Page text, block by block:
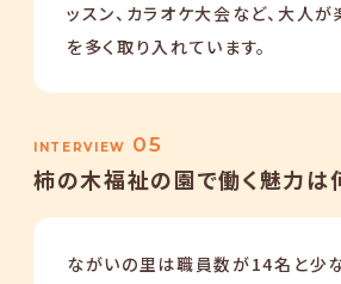
ッスン、カラオケ大会など、大人
を多く取り入れています。
INTERVIEW 05
柿の木福祉の園で働く魅力は
ながいの里は職員数が14名と少な